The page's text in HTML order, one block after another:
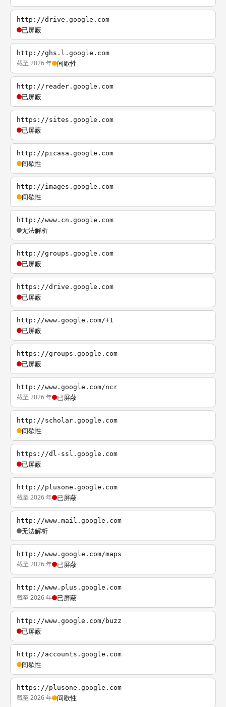
http://drive.google.com
已屏蔽
http://ghs.l.google.com
截至 2026 年 间歇性
http://reader.google.com
已屏蔽
https://sites.google.com
已屏蔽
http://picasa.google.com
间歇性
http://images.google.com
间歇性
http://www.cn.google.com
无法解析
http://groups.google.com
已屏蔽
https://drive.google.com
已屏蔽
http://www.google.com/+1
已屏蔽
https://groups.google.com
已屏蔽
http://www.google.com/ncr
截至 2026 年 已屏蔽
http://scholar.google.com
间歇性
https://dl-ssl.google.com
已屏蔽
http://plusone.google.com
截至 2026 年 已屏蔽
http://www.mail.google.com
无法解析
http://www.google.com/maps
截至 2026 年 已屏蔽
http://www.plus.google.com
截至 2026 年 已屏蔽
http://www.google.com/buzz
已屏蔽
http://accounts.google.com
间歇性
https://plusone.google.com
截至 2026 年 间歇性